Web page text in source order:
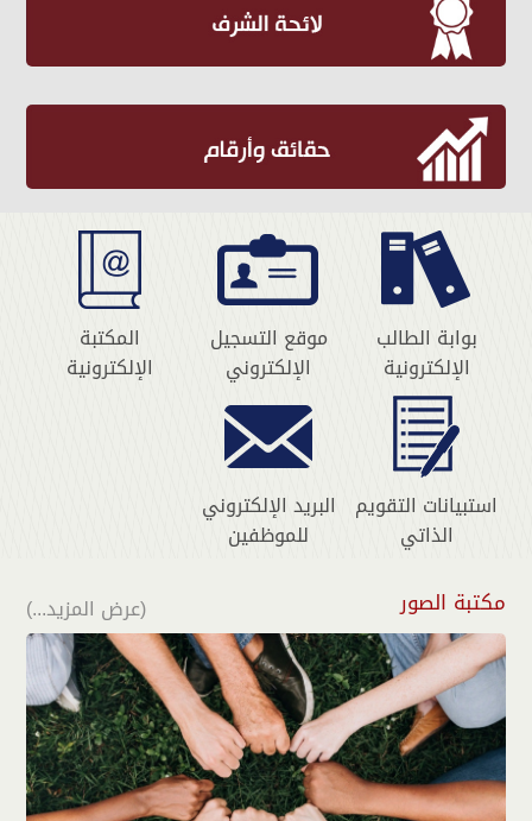
بوابة الطالب
الإلكترونية
موقع التسجيل
الإلكتروني
المكتبة
الإلكترونية
استبيانات التقويم
الذاتي
البريد الإلكتروني
للموظفين
مكتبة الصور (عرض المزيد...)